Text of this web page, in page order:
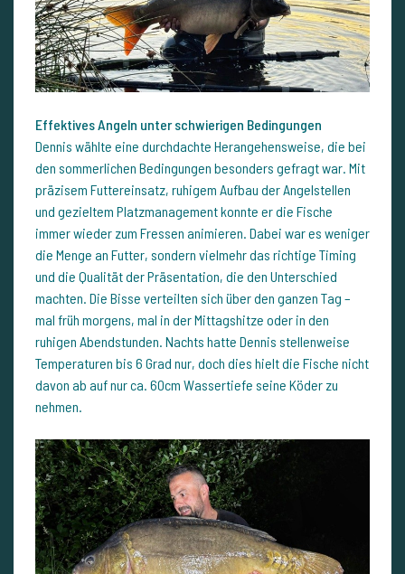
Effektives Angeln unter schwierigen Bedingungen
Dennis wählte eine durchdachte Herangehensweise, die bei
den sommerlichen Bedingungen besonders gefragt war. Mit
präzisem Futtereinsatz, ruhigem Aufbau der Angelstellen
und gezieltem Platzmanagement konnte er die Fische
immer wieder zum Fressen animieren. Dabei war es weniger
die Menge an Futter, sondern vielmehr das richtige Timing
und die Qualität der Präsentation, die den Unterschied
machten. Die Bisse verteilten sich über den ganzen Tag –
mal früh morgens, mal in der Mittagshitze oder in den
ruhigen Abendstunden. Nachts hatte Dennis stellenweise
Temperaturen bis 6 Grad nur, doch dies hielt die Fische nicht
davon ab auf nur ca. 60cm Wassertiefe seine Köder zu
nehmen.